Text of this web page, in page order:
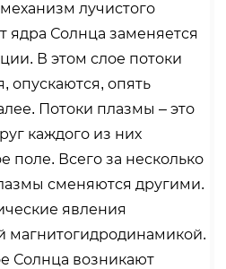
лучистого
ядра Солнца заменяется
В этом слое потоки
опускаются, опять
Потоки плазмы – это
каждого из них
поле. Всего за несколько
сменяются другими.
явления
магнитогидродинамикой.
Солнца возникают